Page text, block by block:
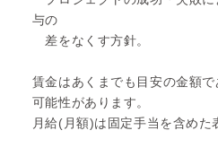
与の
差をなくす方針。
賃金はあくまでも目安の金額
可能性があります。
月給(月額)は固定手当を含めた